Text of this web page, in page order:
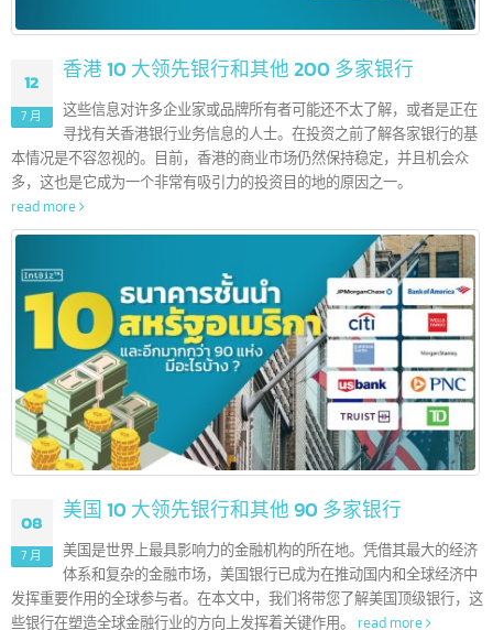
12 香港 10 大领先银行和其他 200 多家银行
这些信息对许多企业家或品牌所有者可能还不太了解，或者是正
寻找有关香港银行业务信息的人士。在投资之前了解各家银行的
本情况是不容忽视的。目前，香港的商业市场仍然保持稳定，并且机会众
多，这也是它成为一个非常有吸引力的投资目的地的原因之一。
read more